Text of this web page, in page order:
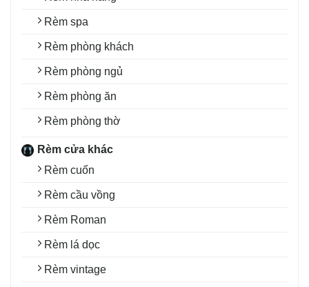
Rèm spa
Rèm phòng khách
Rèm phòng ngủ
Rèm phòng ăn
Rèm phòng thờ
Rèm cửa khác
Rèm cuốn
Rèm cầu vồng
Rèm Roman
Rèm lá dọc
Rèm vintage